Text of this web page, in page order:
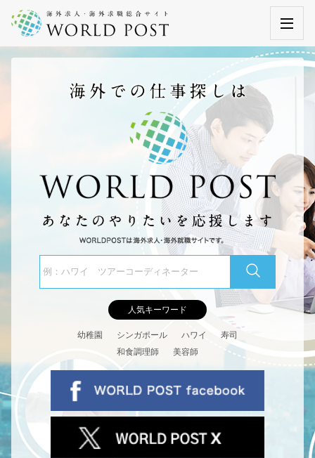
人気キーワード
幼稚園 シンガポール ハワイ
寿司
和食調理師
美容師